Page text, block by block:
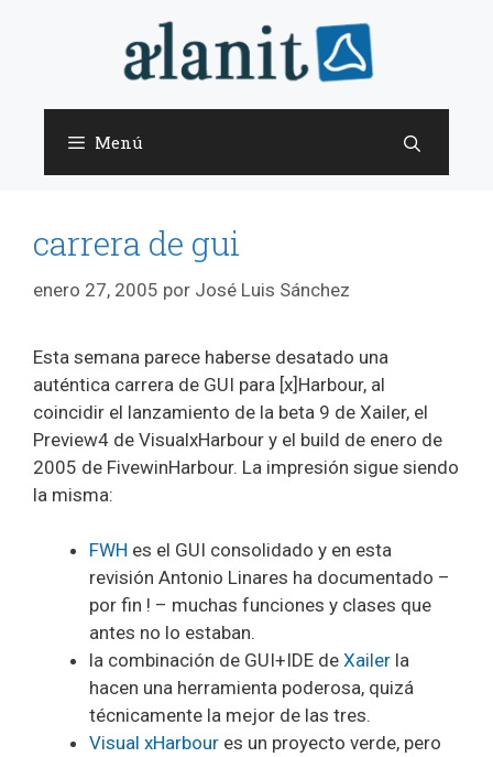
Menú
carrera de gui
enero 27, 2005 por José Luis Sánchez
Esta semana parece haberse desatado una
auténtica carrera de GUI para [x]Harbour, al
coincidir el lanzamiento de la beta 9 de Xailer, el
Preview4 de VisualxHarbour y el build de enero de
2005 de FivewinHarbour. La impresión sigue siendo
la misma:
FWH es el GUI consolidado y en esta
revisión Antonio Linares ha documentado –
por fin ! – muchas funciones y clases que
antes no lo estaban.
la combinación de GUI+IDE de Xailer la
hacen una herramienta poderosa, quizá
técnicamente la mejor de las tres.
Visual xHarbour es un proyecto verde, pero